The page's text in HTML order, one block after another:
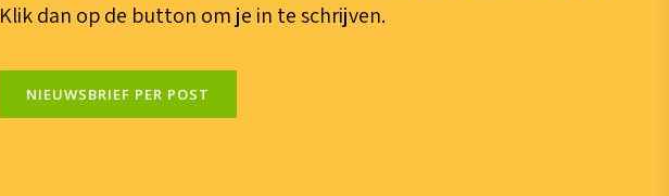
Klik dan op de button om je in te schrijven.
NIEUWSBRIEF PER POST